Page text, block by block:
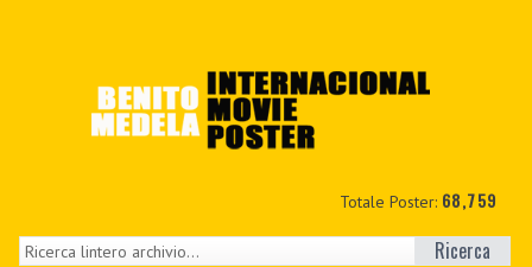
Totale Poster: 68,759
Ricerca